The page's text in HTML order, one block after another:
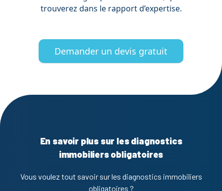
trouverez dans le rapport d’expertise.
Demander un devis gratuit
En savoir plus sur les diagnostics
immobiliers obligatoires
Vous voulez tout savoir sur les diagnostics immobiliers
obligatoires ?